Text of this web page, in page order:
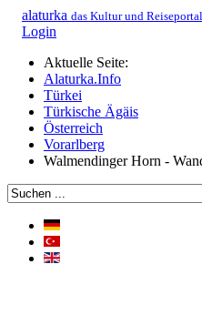
alaturka das Kultur und Reiseportal
Login
Aktuelle Seite:
Alaturka.Info
Türkei
Türkische Ägäis
Österreich
Vorarlberg
Walmendinger Horn -